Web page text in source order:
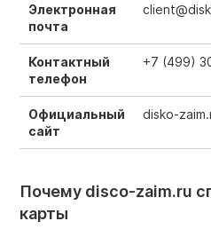
Электронная
почта
Контактный
телефон
+7 (499)
Официальный
сайт
disko-
Почему disco-zaim.ru
карты